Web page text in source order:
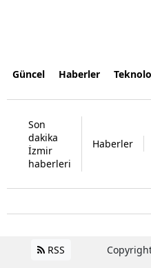
Güncel Haberler
Son
dakika
İzmir
haberleri
Haberler
RSS